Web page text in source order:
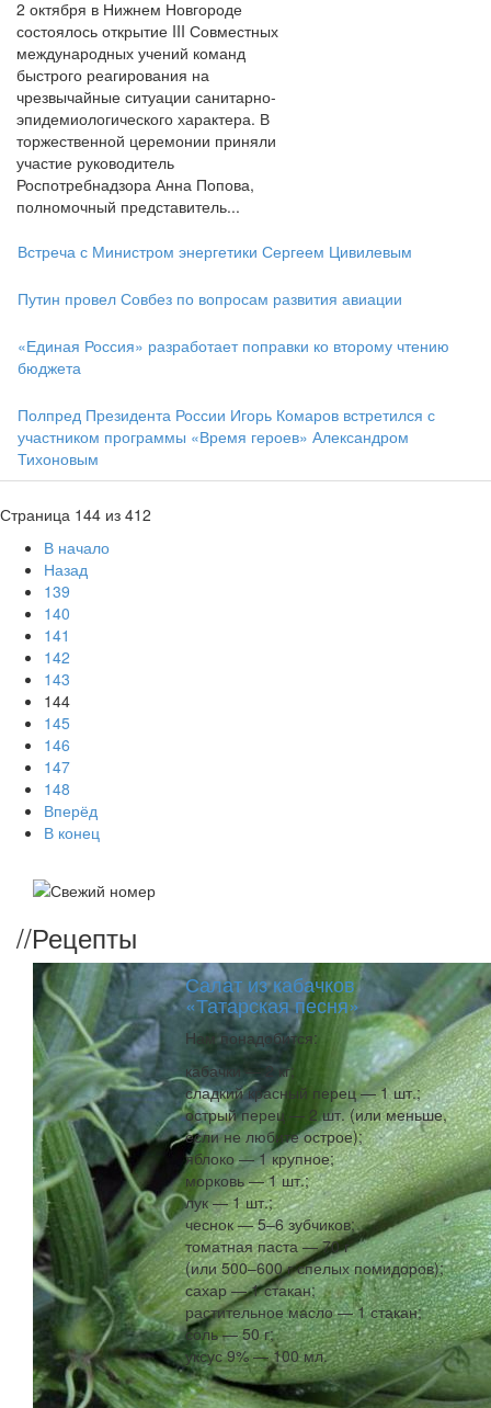
2 октября в Нижнем Новгороде
состоялось открытие III Совместных
международных учений команд
быстрого реагирования на
чрезвычайные ситуации санитарно-
эпидемиологического характера. В
торжественной церемонии приняли
участие руководитель
Роспотребнадзора Анна Попова,
полномочный представитель...
Встреча с Министром энергетики Сергеем Цивилевым
Путин провел Совбез по вопросам развития авиации
«Единая Россия» разработает поправки ко второму чтению
бюджета
Полпред Президента России Игорь Комаров встретился с
участником программы «Время героев» Александром
Тихоновым
Страница 144 из 412
В начало
Назад
139
140
141
142
143
144
145
146
147
148
Вперёд
В конец
//Рецепты
Салат из кабачков
«Татарская песня»
Нам понадобится:
кабачки — 2 кг;
сладкий красный перец — 1 шт.;
острый перец — 2 шт. (или меньше,
если не любите острое);
яблоко — 1 крупное;
морковь — 1 шт.;
лук — 1 шт.;
чеснок — 5–6 зубчиков;
томатная паста — 70 г
(или 500–600 г спелых помидоров);
сахар — 1 стакан;
растительное масло — 1 стакан;
соль — 50 г;
уксус 9% — 100 мл.